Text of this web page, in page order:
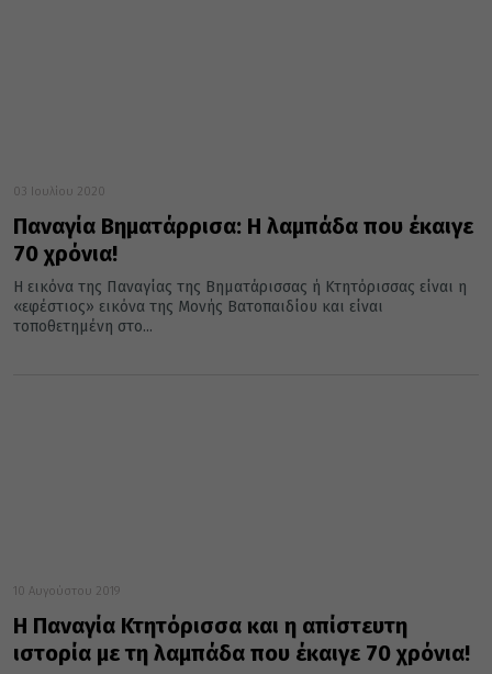
03 Ιουλίου 2020
Παναγία Βηματάρρισα: Η λαμπάδα που έκαιγε
70 χρόνια!
Η εικόνα της Παναγίας της Βηματάρισσας ή Κτητόρισσας είναι η
«εφέστιος» εικόνα της Μονής Βατοπαιδίου και είναι
τοποθετημένη στο...
10 Αυγούστου 2019
Η Παναγία Κτητόρισσα και η απίστευτη
ιστορία με τη λαμπάδα που έκαιγε 70 χρόνια!